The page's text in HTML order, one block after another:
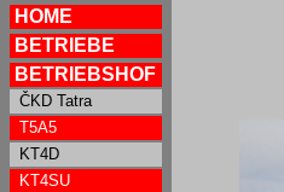
HOME
BETRIEBE
BETRIEBSHOF
ČKD Tatra
T5A5
KT4D
KT4SU